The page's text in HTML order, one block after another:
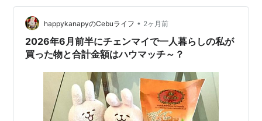
なんと一杯20バーツですΣ(･ω･ﾉ)ﾉ！ これは激安です。
なかなかお…
happykanapyのCebuライフ • 2ヶ月前
2026年6月前半にチェンマイで一人暮らしの私が
買った物と合計金額はハウマッチ～？